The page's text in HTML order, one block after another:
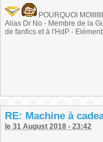
POURQUOI
Alias Dr No - Membre de la
de fanfics et à l'HdP -
RE: Machine à
le 31 August 2018 - 23:42